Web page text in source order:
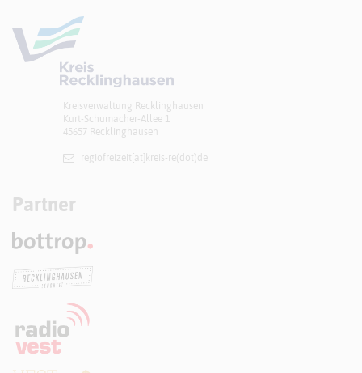
Kreisverwaltung Recklinghausen
Kurt-Schumacher-Allee 1
45657 Recklinghausen
regiofreizeit[at]​kreis-re(dot)de
Partner